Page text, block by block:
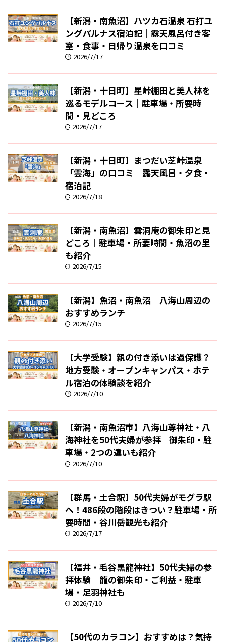
【新潟・南魚沼】ハツカ石温泉 石打ユ
ングパルナス宿泊記｜露天風呂付き客
室・食事・日帰り温泉を口コミ
2026/7/17
【新潟・十日町】星峠棚田と美人林を
巡るモデルコース｜駐車場・所要時
間・見どころ
2026/7/17
【新潟・十日町】まつだい芝峠温泉
「雲海」の口コミ｜露天風呂・夕食・
宿泊記
2026/7/18
【新潟・南魚沼】雲洞庵の御朱印と見
どころ｜駐車場・所要時間・魚沼の里
も紹介
2026/7/15
【新潟】魚沼・南魚沼｜八海山周辺の
おすすめランチ
2026/7/15
【大学受験】親の付き添いは過保護？
地方受験・オープンキャンパス・ホテ
ル宿泊の体験談を紹介
2026/7/10
【新潟・南魚沼市】八海山尊神社・八
海神社を50代夫婦が参拝｜御朱印・駐
車場・2つの違いも紹介
2026/7/10
【群馬・土合駅】50代夫婦がモグラ駅
へ！486段の階段はきつい？駐車場・所
要時間・谷川岳観光も紹介
2026/7/17
【福井・毛谷黒龍神社】50代夫婦の参
拝体験｜龍の御朱印・ご利益・駐車
場・足羽神社も
2026/7/10
【50代のカラコン】おすすめは？気持